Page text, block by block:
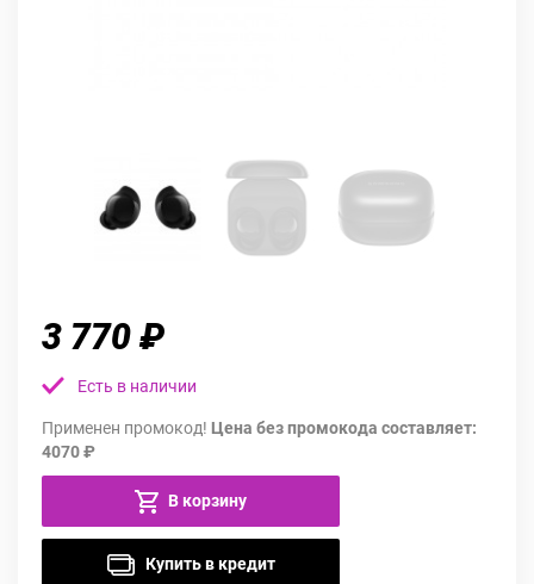
3 770 ₽
Есть в наличии
Применен промокод! Цена без промокода составляет:
4070 ₽
В корзину
Купить в кредит